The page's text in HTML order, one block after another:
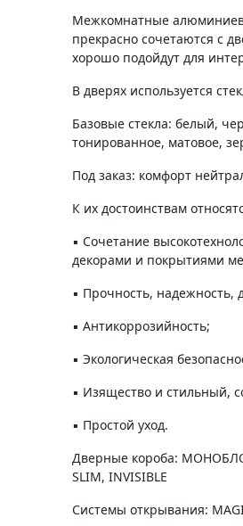
Межкомнатные
прекрасно сочетаются с
хорошо подойдут для
В дверях используется
Базовые стекла: белый,
тонированное, матовое,
Под заказ: комфорт
К их достоинствам
▪️ Сочетание
декорами и покрытиями
▪️ Прочность, надежность,
▪️ Антикоррозийность;
▪️ Экологическая
▪️ Изящество и стильный,
▪️ Простой уход.
Дверные короба:
SLIM, INVISIBLE
Системы открывания: